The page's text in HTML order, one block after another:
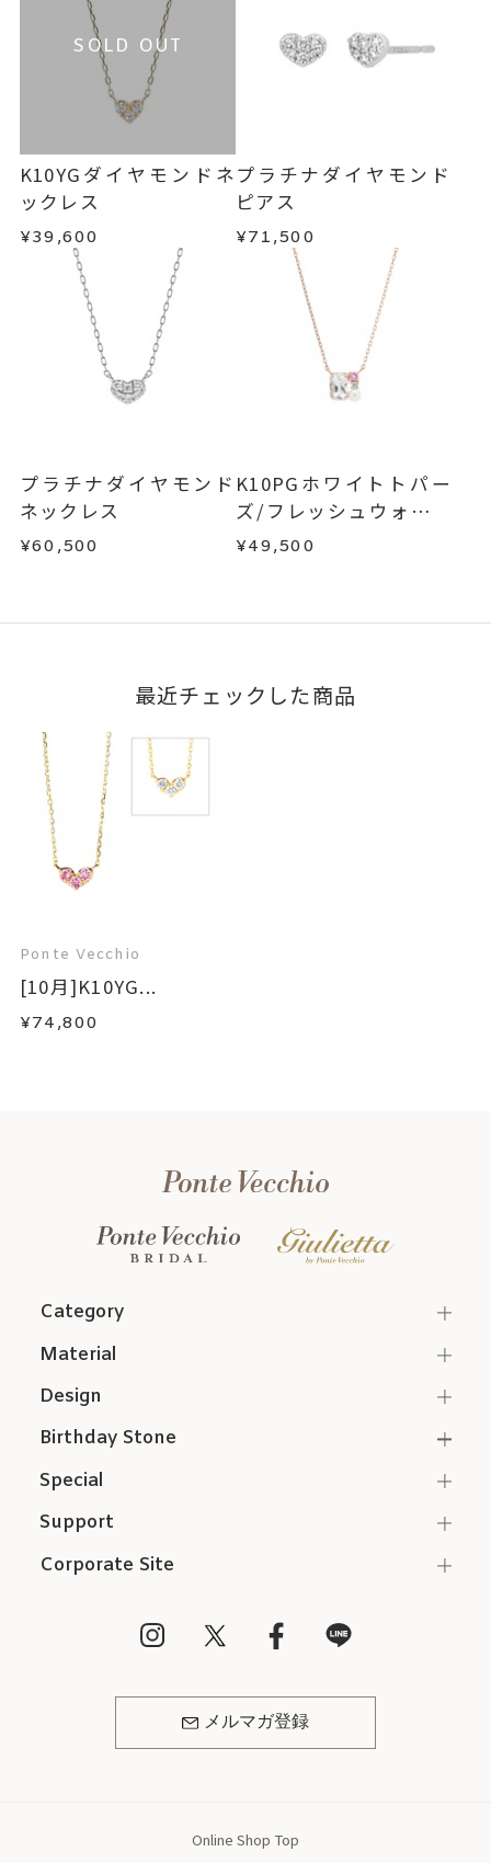
SOLD OUT
K10YGダイヤモンドネ
ックレス
¥39,600
プラチナダイヤモンド
ピアス
¥71,500
プラチナダイヤモンド
ネックレス
¥60,500
K10PGホワイトトパー
ズ/フレッシュウォータ
ーパール/ピンクトルマ
¥49,500
最近チェックした商品
Ponte Vecchio
[10月]K10YG...
¥74,800
Category
Support
Corporate Site
メルマガ登録
Material
Design
Birthday Stone
Special
Online Shop Top